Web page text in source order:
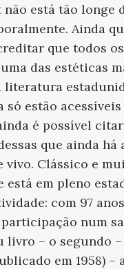
não está tão longe
Ainda
que todos
das estéticas
literatura
só estão
é possível
que ainda há
Clássico e
está em pleno
com 97
num
livro – o segundo –
em 1958) –